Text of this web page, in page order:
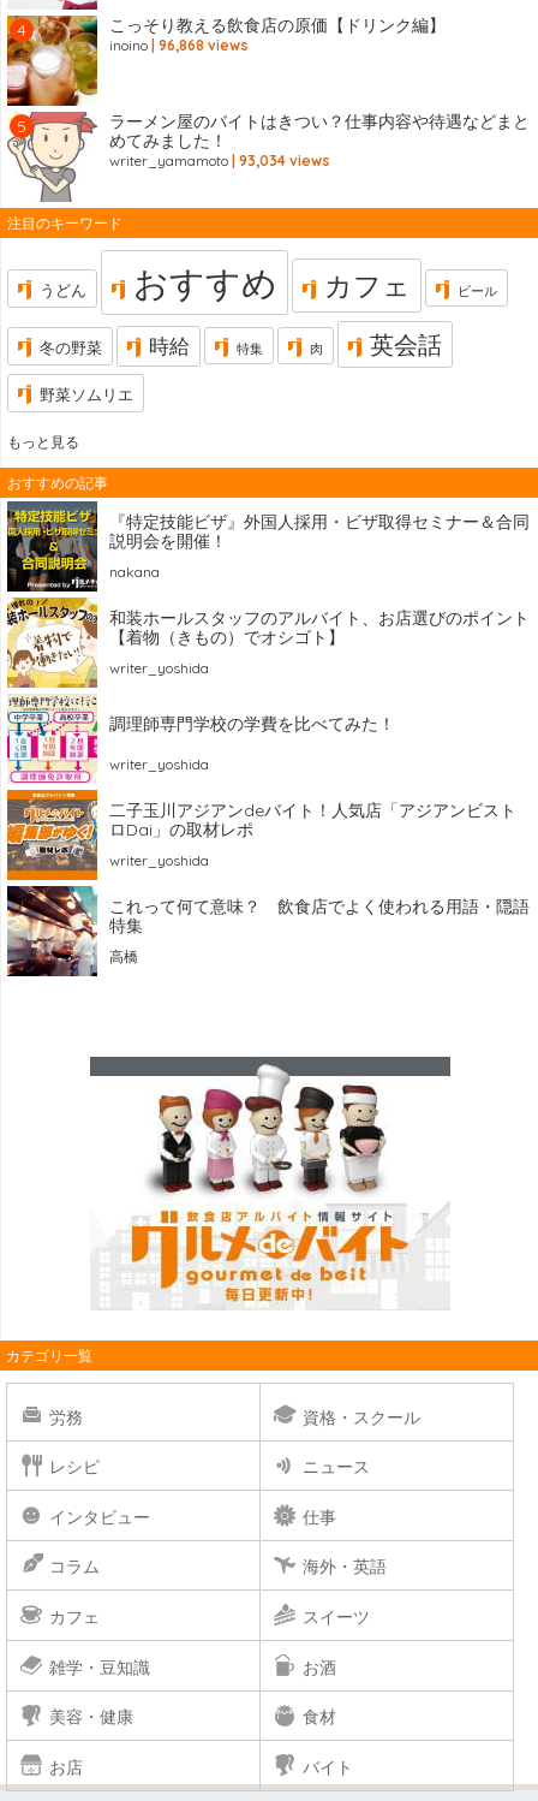
こっそり教える飲食店の原価【ドリンク編】
inoino | 96,868 views
ラーメン屋のバイトはきつい？仕事内容や待遇などまと
めてみました！
writer_yamamoto | 93,034 views
注目のキーワード
うどん おすすめ カフェ ビール
冬の野菜 時給 特集 肉 英会話
野菜ソムリエ
もっと見る
おすすめの記事
『特定技能ビザ』外国人採用・ビザ取得セミナー＆合同
説明会を開催！
nakana
和装ホールスタッフのアルバイト、お店選びのポイント
【着物（きもの）でオシゴト】
writer_yoshida
調理師専門学校の学費を比べてみた！
writer_yoshida
二子玉川アジアンdeバイト！人気店「アジアンビスト
ロDai」の取材レポ
writer_yoshida
これって何て意味？ 飲食店でよく使われる用語・隠語
特集
高橋
カテゴリ一覧
労務 資格・スクール
レシピ ニュース
インタビュー 仕事
コラム 海外・英語
カフェ スイーツ
雑学・豆知識 お酒
美容・健康 食材
お店 バイト